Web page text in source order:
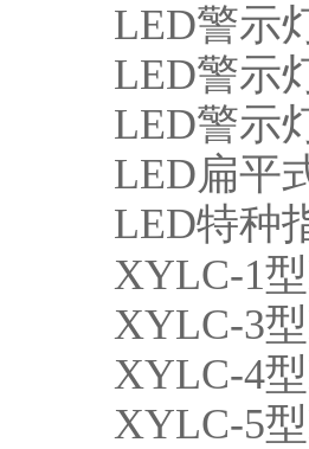
LED警示
LED警示
LED警示
LED扁平
LED特种
XYLC-1
XYLC-3
XYLC-4
XYLC-5